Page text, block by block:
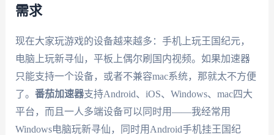
需求
现在大家玩游戏的设备越来越多：手机上玩王国纪元，
电脑上玩新寻仙，平板上偶尔刷国内视频。如果加速器
只能支持一个设备，或者不兼容mac系统，那就太不方便
了。 番茄加速器支持Android、iOS、Windows、mac四大
平台，而且一人多端设备可以同时用——我经常用
Windows电脑玩新寻仙，同时用Android手机挂王国纪